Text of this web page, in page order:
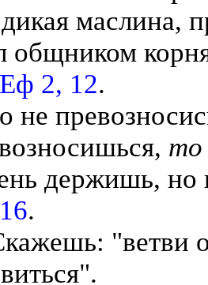
маслина,
общником
Еф 2, 12.
не
то
держишь, но
.
"ветви